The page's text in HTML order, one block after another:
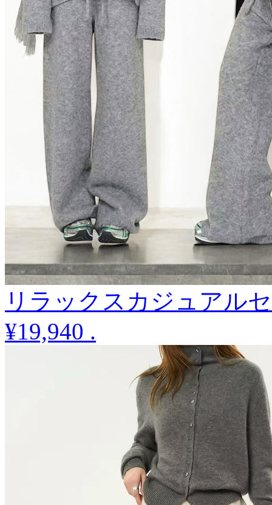
リラックスカジュアル
¥19,940 .